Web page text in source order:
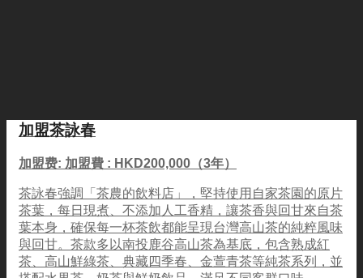
加盟茶詠春
加盟费: 加盟費 : HKD200,000（3年）
茶詠春強調「茶農的飲料店」，堅持使用自家茶園的原片
茶葉，每日現煮、不添加人工香精，讓茶香與回甘來自茶
葉本身，確保每一杯茶飲都能呈現台灣高山茶的純粹風味
與回甘。茶款多以南投鹿谷高山茶為基底，包含熟成紅
茶、高山鮮綠茶、典藏四季春、金萱青茶等純茶系列，並